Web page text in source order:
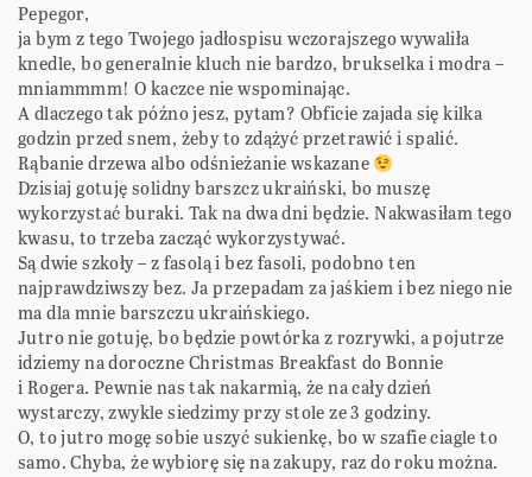
Pepegor,
ja bym z tego Twojego jadłospisu wczorajszego wywaliła
knedle, bo generalnie kluch nie bardzo, brukselka i modra –
mniammmm! O kaczce nie wspominając.
A dlaczego tak późno jesz, pytam? Obficie zajada się kilka
godzin przed snem, żeby to zdążyć przetrawić i spalić.
Rąbanie drzewa albo odśnieżanie wskazane
Dzisiaj gotuję solidny barszcz ukraiński, bo muszę
wykorzystać buraki. Tak na dwa dni będzie. Nakwasiłam tego
kwasu, to trzeba zacząć wykorzystywać.
Są dwie szkoły – z fasolą i bez fasoli, podobno ten
najprawdziwszy bez. Ja przepadam za jaśkiem i bez niego nie
ma dla mnie barszczu ukraińskiego.
Jutro nie gotuję, bo będzie powtórka z rozrywki, a pojutrze
idziemy na doroczne Christmas Breakfast do Bonnie
i Rogera. Pewnie nas tak nakarmią, że na cały dzień
wystarczy, zwykle siedzimy przy stole ze 3 godziny.
O, to jutro mogę sobie uszyć sukienkę, bo w szafie ciagle to
samo. Chyba, że wybiorę się na zakupy, raz do roku można.